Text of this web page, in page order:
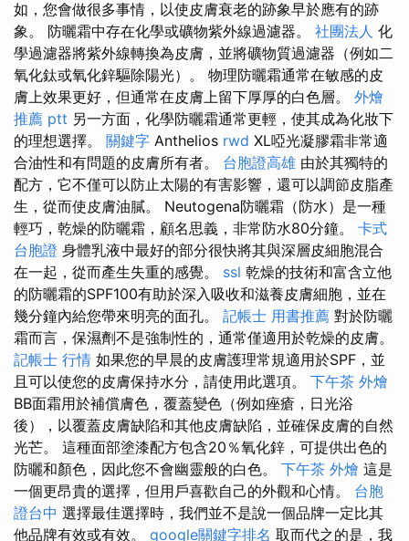
如，您會做很多事情，以使皮膚衰老的跡象早於應有的跡
象。 防曬霜中存在化學或礦物紫外線過濾器。 社團法人 化
學過濾器將紫外線轉換為皮膚，並將礦物質過濾器（例如二
氧化鈦或氧化鋅驅除陽光）。 物理防曬霜通常在敏感的皮
膚上效果更好，但通常在皮膚上留下厚厚的白色層。 外燴
推薦 ptt 另一方面，化學防曬霜通常更輕，使其成為化妝下
的理想選擇。 關鍵字 Anthelios rwd XL啞光凝膠霜非常適
合油性和有問題的皮膚所有者。 台胞證高雄 由於其獨特的
配方，它不僅可以防止太陽的有害影響，還可以調節皮脂產
生，從而使皮膚油膩。 Neutogena防曬霜（防水）是一種
輕巧，乾燥的防曬霜，顧名思義，非常防水80分鐘。 卡式
台胞證 身體乳液中最好的部分很快將其與深層皮細胞混合
在​​一起，從而產生失重的感覺。 ssl 乾燥的技術和富含立他
的防曬霜的SPF100有助於深入吸收和滋養皮膚細胞，並在
幾分鐘內給您帶來明亮的面孔。 記帳士 用書推薦 對於防曬
霜而言，保濕劑不是強制性的，通常僅適用於乾燥的皮膚。
記帳士 行情 如果您的早晨的皮膚護理常規適用於SPF，並
且可以使您的皮膚保持水分，請使用此選項。 下午茶 外燴
BB面霜用於補償膚色，覆蓋變色（例如痤瘡，日光浴
後），以覆蓋皮膚缺陷和其他皮膚缺陷，並確保皮膚的自然
光芒。 這種面部塗漆配方包含20％氧化鋅，可提供出色的
防曬和顏色，因此您不會幽靈般的白色。 下午茶 外燴 這是
一個更昂貴的選擇，但用戶喜歡自己的外觀和心情。 台胞
證台中 選擇最佳選擇時，我們並不是說一個品牌一定比其
他品牌有效或有效。 google關鍵字排名 取而代之的是，我